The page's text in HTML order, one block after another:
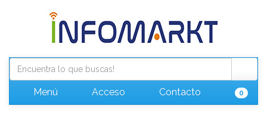
Menú Acceso Contacto 0